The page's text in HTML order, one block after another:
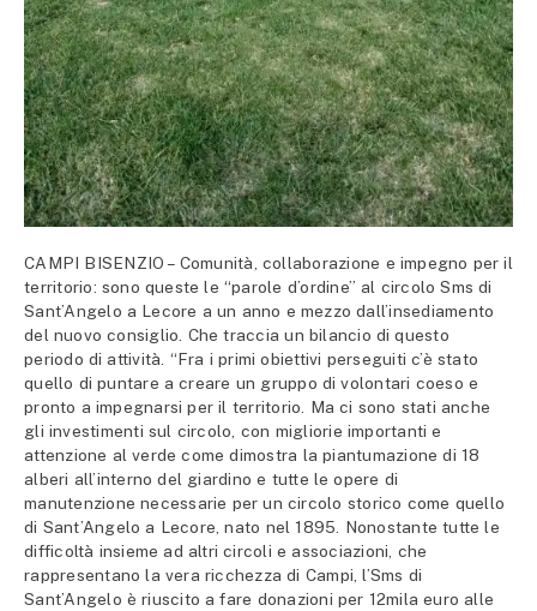
CAMPI BISENZIO – Comunità, collaborazione e impegno per il
territorio: sono queste le “parole d’ordine” al circolo Sms di
Sant’Angelo a Lecore a un anno e mezzo dall’insediamento
del nuovo consiglio. Che traccia un bilancio di questo
periodo di attività. “Fra i primi obiettivi perseguiti c’è stato
quello di puntare a creare un gruppo di volontari coeso e
pronto a impegnarsi per il territorio. Ma ci sono stati anche
gli investimenti sul circolo, con migliorie importanti e
attenzione al verde come dimostra la piantumazione di 18
alberi all’interno del giardino e tutte le opere di
manutenzione necessarie per un circolo storico come quello
di Sant’Angelo a Lecore, nato nel 1895. Nonostante tutte le
difficoltà insieme ad altri circoli e associazioni, che
rappresentano la vera ricchezza di Campi, l’Sms di
Sant’Angelo è riuscito a fare donazioni per 12mila euro alle